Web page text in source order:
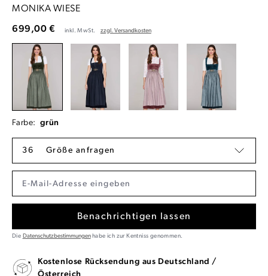
MONIKA WIESE
699,00 € inkl. MwSt. zzgl. Versandkosten
Farbe: grün
36 Größe anfragen
Benachrichtigen lassen
Die Datenschutzbestimmungenhabe ich zur Kentniss genommen.
Kostenlose Rücksendung aus Deutschland /